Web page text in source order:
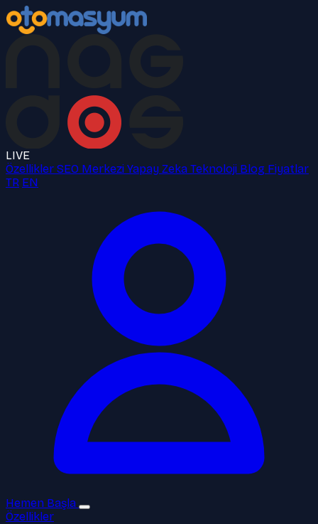
LIVE
Özellikler SEO Merkezi Yapay Zeka Teknoloji Blog Fiyatlar
TR EN
Hemen Başla
Özellikler